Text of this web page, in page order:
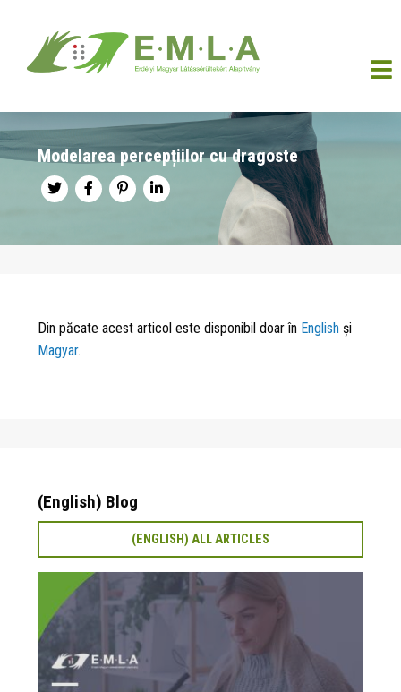
Modelarea percepțiilor cu dragoste
Din păcate acest articol este disponibil doar în English și
Magyar.
(English) Blog
(ENGLISH) ALL ARTICLES